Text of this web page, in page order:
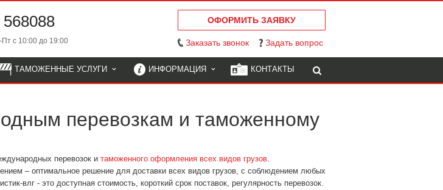
с 10:00 до 19:00
ОФОРМИТЬ ЗАЯВКУ
Заказать звонок Задать вопрос
ТАМОЖЕННЫЕ УСЛУГИ ИНФОРМАЦИЯ КОНТАКТЫ
перевозкам и таможенному
перевозок и таможенного оформления всех видов грузов.
– оптимальное решение для доставки всех видов грузов, с соблюдением любых
влг - это доступная стоимость, короткий срок поставок, регулярность перевозок.